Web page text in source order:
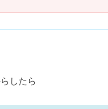
したら